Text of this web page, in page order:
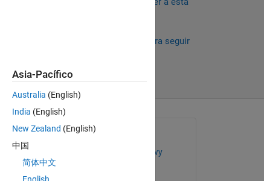
Iniciar sesión para seguir
Preguntada:
mohammed elmenshawy
el 27 de En. de 2020
Asia-Pacífico
Australia (English)
India (English)
New Zealand (English)
中国
简体中文